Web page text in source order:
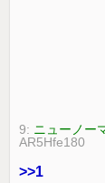
9: ニューノー
AR5Hfe180
>>1